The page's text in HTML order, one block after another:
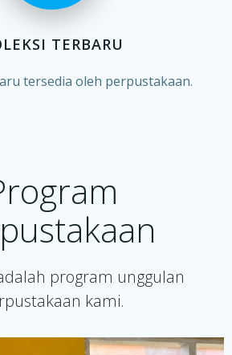
TERBARU
tersedia oleh perpustakaan.
program unggulan
kami.